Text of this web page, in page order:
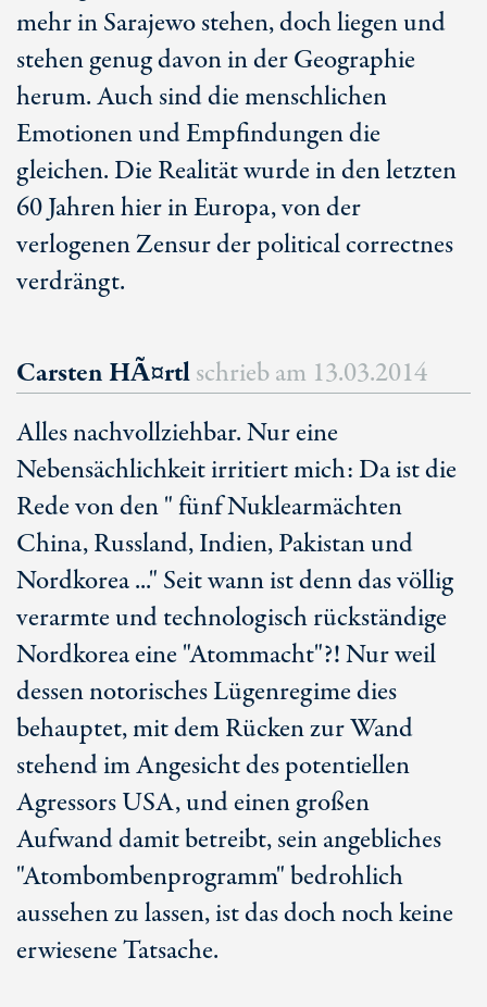
mehr in Sarajewo stehen, doch liegen und
stehen genug davon in der Geographie
herum. Auch sind die menschlichen
Emotionen und Empfindungen die
gleichen. Die Realität wurde in den letzten
60 Jahren hier in Europa, von der
verlogenen Zensur der political correctnes
verdrängt.
Carsten HÃ¤rtlschrieb am 13.03.2014
Alles nachvollziehbar. Nur eine
Nebensächlichkeit irritiert mich: Da ist die
Rede von den " fünf Nuklearmächten
China, Russland, Indien, Pakistan und
Nordkorea ..." Seit wann ist denn das völlig
verarmte und technologisch rückständige
Nordkorea eine "Atommacht"?! Nur weil
dessen notorisches Lügenregime dies
behauptet, mit dem Rücken zur Wand
stehend im Angesicht des potentiellen
Agressors USA, und einen großen
Aufwand damit betreibt, sein angebliches
"Atombombenprogramm" bedrohlich
aussehen zu lassen, ist das doch noch keine
erwiesene Tatsache.